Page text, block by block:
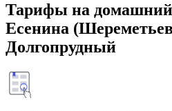
Тарифы на домашний
Есенина
Долгопрудный